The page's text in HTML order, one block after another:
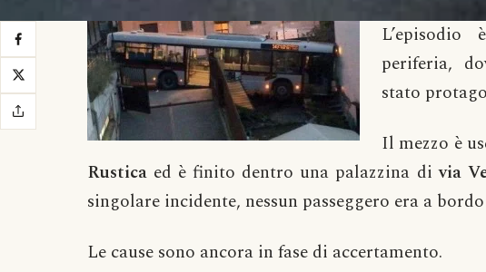
periferia,
stato
Il mezzo è
Rustica ed è finito dentro una palazzina divia
singolare incidente, nessun passeggero era a
Le cause sono ancora in fase di accertamento.